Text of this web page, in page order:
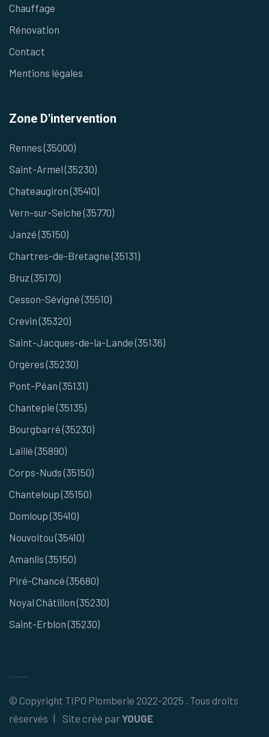
Chauffage
Rénovation
Contact
Mentions légales
Zone D'intervention
Rennes (35000)
Saint-Armel (35230)
Chateaugiron (35410)
Vern-sur-Seiche (35770)
Janzé (35150)
Chartres-de-Bretagne (35131)
Bruz (35170)
Cesson-Sévigné (35510)
Crevin (35320)
Saint-Jacques-de-la-Lande (35136)
Orgères (35230)
Pont-Péan (35131)
Chantepie (35135)
Bourgbarré (35230)
Laillé (35890)
Corps-Nuds (35150)
Chanteloup (35150)
Domloup (35410)
Nouvoitou (35410)
Amanlis (35150)
Piré-Chancé (35680)
Noyal Châtillon (35230)
Saint-Erblon (35230)
© Copyright TIPO Plomberie 2022-2025 . Tous droits
réservés | Site créé parYOUGE